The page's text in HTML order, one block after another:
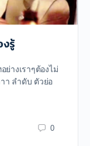
รู้
ย่างเราๆต้องไม่
า ลำดับ ตัวย่อ
0